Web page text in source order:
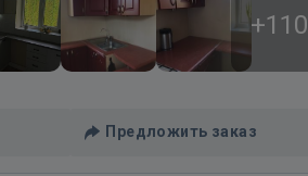
+110
Предложить заказ